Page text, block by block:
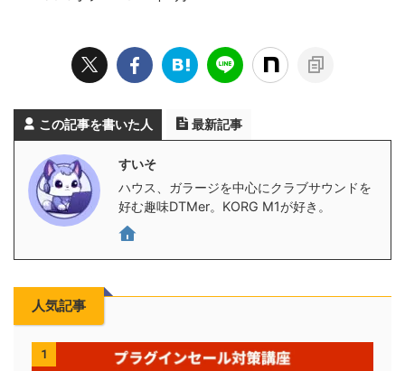
この記事を書いた人 最新記事
すいそ
ハウス、ガラージを中心にクラブサウンドを
好む趣味DTMer。KORG M1が好き。
人気記事
1